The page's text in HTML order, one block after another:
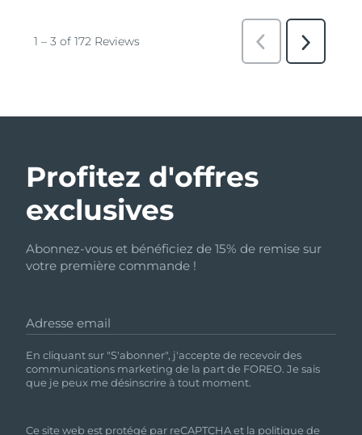
Profitez d'offres
exclusives
Abonnez-vous et bénéficiez de 15% de remise sur
votre première commande !
Adresse email
En cliquant sur "S'abonner", j'accepte de recevoir des
communications marketing de la part de FOREO. Je sais
que je peux me désinscrire à tout moment.
Ce site web est protégé par reCAPTCHA et la politique de